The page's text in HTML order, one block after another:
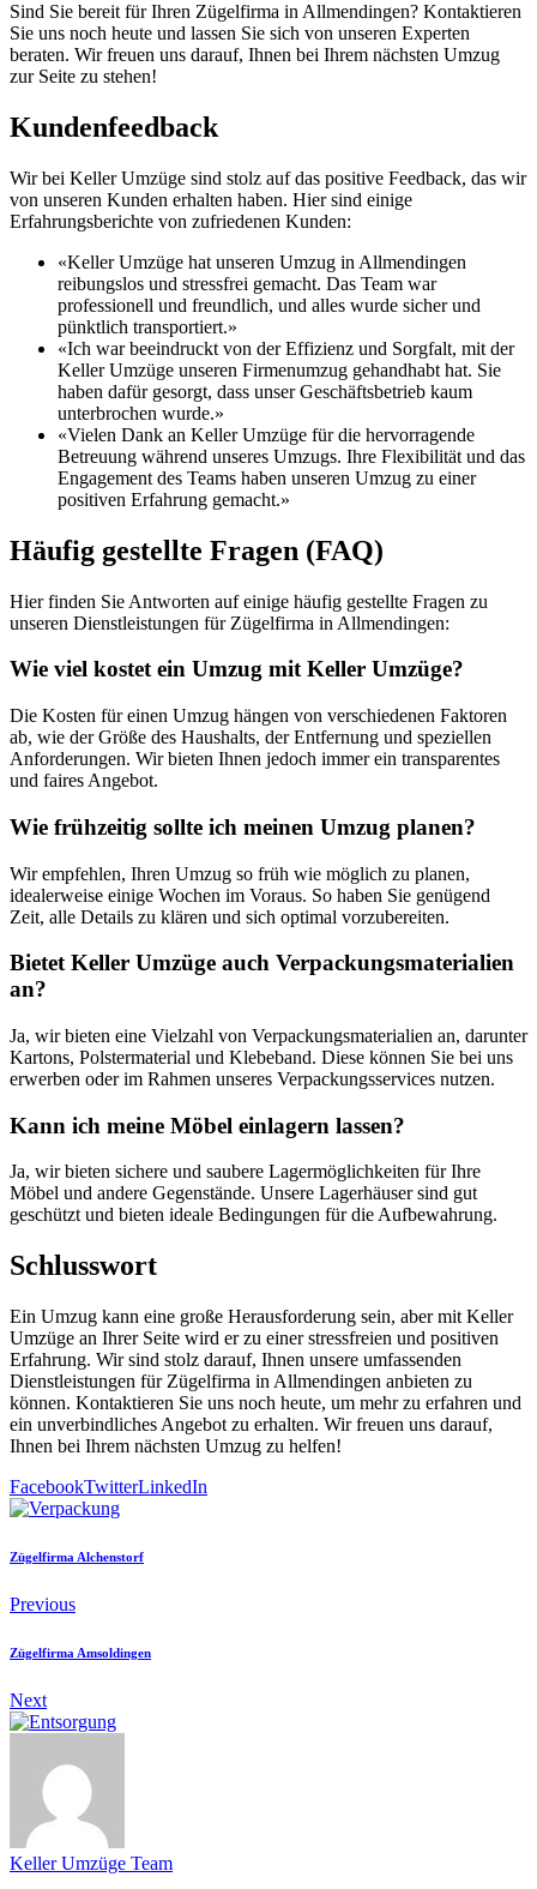
Sind Sie bereit für Ihren Zügelfirma in Allmendingen? Kontaktieren
Sie uns noch heute und lassen Sie sich von unseren Experten
beraten. Wir freuen uns darauf, Ihnen bei Ihrem nächsten Umzug
zur Seite zu stehen!
Kundenfeedback
Wir bei Keller Umzüge sind stolz auf das positive Feedback, das wir
von unseren Kunden erhalten haben. Hier sind einige
Erfahrungsberichte von zufriedenen Kunden:
«Keller Umzüge hat unseren Umzug in Allmendingen
reibungslos und stressfrei gemacht. Das Team war
professionell und freundlich, und alles wurde sicher und
pünktlich transportiert.»
«Ich war beeindruckt von der Effizienz und Sorgfalt, mit der
Keller Umzüge unseren Firmenumzug gehandhabt hat. Sie
haben dafür gesorgt, dass unser Geschäftsbetrieb kaum
unterbrochen wurde.»
«Vielen Dank an Keller Umzüge für die hervorragende
Betreuung während unseres Umzugs. Ihre Flexibilität und das
Engagement des Teams haben unseren Umzug zu einer
positiven Erfahrung gemacht.»
Häufig gestellte Fragen (FAQ)
Hier finden Sie Antworten auf einige häufig gestellte Fragen zu
unseren Dienstleistungen für Zügelfirma in Allmendingen:
Wie viel kostet ein Umzug mit Keller Umzüge?
Die Kosten für einen Umzug hängen von verschiedenen Faktoren
ab, wie der Größe des Haushalts, der Entfernung und speziellen
Anforderungen. Wir bieten Ihnen jedoch immer ein transparentes
und faires Angebot.
Wie frühzeitig sollte ich meinen Umzug planen?
Wir empfehlen, Ihren Umzug so früh wie möglich zu planen,
idealerweise einige Wochen im Voraus. So haben Sie genügend
Zeit, alle Details zu klären und sich optimal vorzubereiten.
Bietet Keller Umzüge auch Verpackungsmaterialien
an?
Ja, wir bieten eine Vielzahl von Verpackungsmaterialien an, darunter
Kartons, Polstermaterial und Klebeband. Diese können Sie bei uns
erwerben oder im Rahmen unseres Verpackungsservices nutzen.
Kann ich meine Möbel einlagern lassen?
Ja, wir bieten sichere und saubere Lagermöglichkeiten für Ihre
Möbel und andere Gegenstände. Unsere Lagerhäuser sind gut
geschützt und bieten ideale Bedingungen für die Aufbewahrung.
Schlusswort
Ein Umzug kann eine große Herausforderung sein, aber mit Keller
Umzüge an Ihrer Seite wird er zu einer stressfreien und positiven
Erfahrung. Wir sind stolz darauf, Ihnen unsere umfassenden
Dienstleistungen für Zügelfirma in Allmendingen anbieten zu
können. Kontaktieren Sie uns noch heute, um mehr zu erfahren und
ein unverbindliches Angebot zu erhalten. Wir freuen uns darauf,
Ihnen bei Ihrem nächsten Umzug zu helfen!
FacebookTwitterLinkedIn
Zügelfirma Alchenstorf
Previous
Zügelfirma Amsoldingen
Next
Keller Umzüge Team